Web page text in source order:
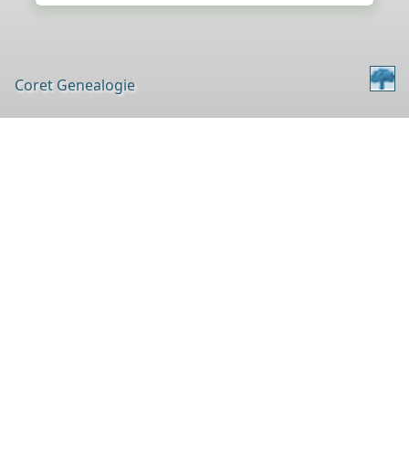
Coret Genealogie